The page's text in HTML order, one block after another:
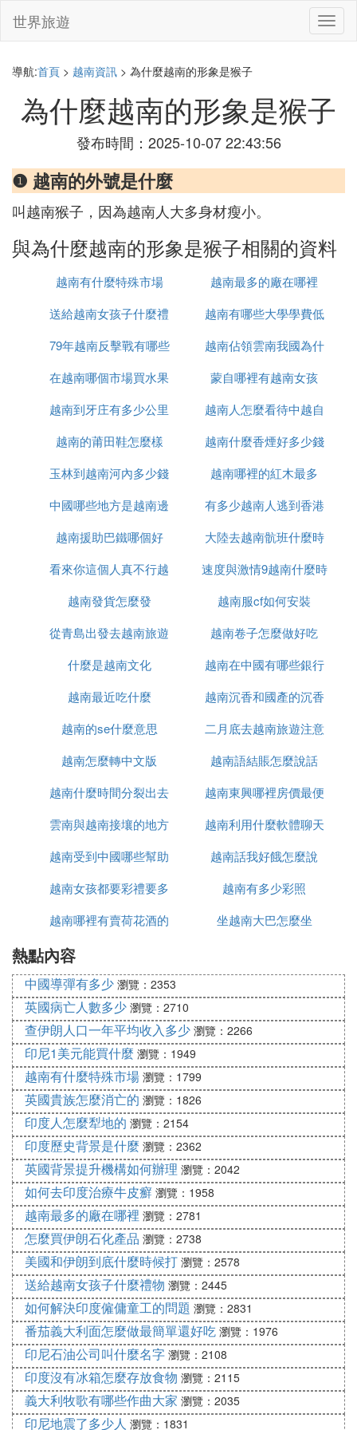
切
換
世界旅遊
導航:首頁 > 越南資訊 > 為什麼越南的形象是猴子
為什麼越南的形象是猴子
發布時間：2025-10-07 22:43:56
❶ 越南的外號是什麼
叫越南猴子，因為越南人大多身材瘦小。
與為什麼越南的形象是猴子相關的資料
越南有什麼特殊市場
越南最多的廠在哪裡
送給越南女孩子什麼禮
物
越南有哪些大學學費低
79年越南反擊戰有哪些
人
越南佔領雲南我國為什
麼未先進攻
在越南哪個市場買水果
最便宜
蒙自哪裡有越南女孩
越南到牙庄有多少公里
越南人怎麼看待中越自
衛戰
越南的莆田鞋怎麼樣
越南什麼香煙好多少錢
玉林到越南河內多少錢
越南哪裡的紅木最多
中國哪些地方是越南邊
境
有多少越南人逃到香港
越南援助巴鐵哪個好
大陸去越南骯班什麼時
候能正常
看來你這個人真不行越
南語怎麼說
速度與激情9越南什麼時
候上映
越南發貨怎麼發
越南服cf如何安裝
從青島出發去越南旅遊
怎麼辦
越南卷子怎麼做好吃
什麼是越南文化
越南在中國有哪些銀行
越南最近吃什麼
越南沉香和國產的沉香
什麼區別
越南的se什麼意思
二月底去越南旅遊注意
什麼
越南怎麼轉中文版
越南語結賬怎麼說話
越南什麼時間分裂出去
的
越南東興哪裡房價最便
宜
雲南與越南接壤的地方
有哪些
越南利用什麼軟體聊天
越南受到中國哪些幫助
越南話我好餓怎麼說
越南女孩都要彩禮要多
少錢
越南有多少彩照
越南哪裡有賣荷花酒的
坐越南大巴怎麼坐
熱點內容
中國導彈有多少 瀏覽：2353
英國病亡人數多少 瀏覽：2710
查伊朗人口一年平均收入多少 瀏覽：2266
印尼1美元能買什麼 瀏覽：1949
越南有什麼特殊市場 瀏覽：1799
英國貴族怎麼消亡的 瀏覽：1826
印度人怎麼犁地的 瀏覽：2154
印度歷史背景是什麼 瀏覽：2362
英國背景提升機構如何辦理 瀏覽：2042
如何去印度治療牛皮癬 瀏覽：1958
越南最多的廠在哪裡 瀏覽：2781
怎麼買伊朗石化產品 瀏覽：2738
美國和伊朗到底什麼時候打 瀏覽：2578
送給越南女孩子什麼禮物 瀏覽：2445
如何解決印度僱傭童工的問題 瀏覽：2831
番茄義大利面怎麼做最簡單還好吃 瀏覽：1976
印尼石油公司叫什麼名字 瀏覽：2108
印度沒有冰箱怎麼存放食物 瀏覽：2115
義大利牧歌有哪些作曲大家 瀏覽：2035
印尼地震了多少人 瀏覽：1831